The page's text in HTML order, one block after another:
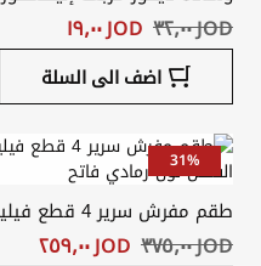
قماش الجاكار لون بني فاتح
JOD ‏١٩٫٠٠ JOD ‏٣٢٫٠٠
اضف الى السلة
31%
طقم مفرش سرير
القطن لون رمادي فاتح
JOD ‏٢٥٩٫٠٠ JOD ‏٣٧٥٫٠٠